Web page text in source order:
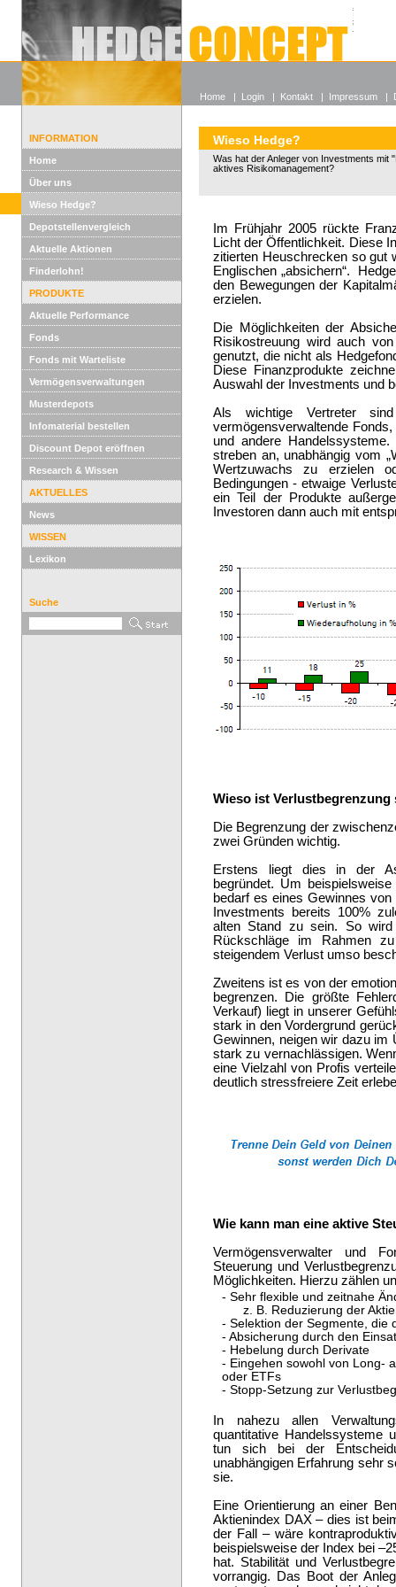
Alle
Wieso
INFORMATION
Home
Über uns
Wieso Hedge?
Depotstellenvergleich
Aktuelle Aktionen
Finderlohn!
PRODUKTE
Aktuelle Performance
Fonds
Fonds mit Warteliste
Vermögensverwaltungen
Musterdepots
Infomaterial bestellen
Discount Depot eröffnen
Research & Wissen
AKTUELLES
News
WISSEN
Lexikon
Suche
Wieso Hedge?
Was hat der Anleger von Investments mit
aktives Risikomanagement?
Im Frühjahr 2005 rückte
Licht der Öffentlichkeit. Diese
zitierten Heuschrecken so gut
Englischen „absichern“.
den Bewegungen der
erzielen.
Die Möglichkeiten der
Risikostreuung wird auch
genutzt, die nicht als
Diese Finanzprodukte
Auswahl der Investments und
Als wichtige Vertreter
vermögensverwaltende
und andere
streben an, unabhängig vom
Wertzuwachs zu erzielen
Bedingungen - etwaige
ein Teil der Produkte
Investoren dann auch mit
Wieso ist
Die Begrenzung der
zwei Gründen wichtig.
Erstens liegt dies in der
begründet. Um
bedarf es eines Gewinnes
Investments bereits 100%
alten Stand zu sein. So
Rückschläge im Rahmen
steigendem Verlust umso
Zweitens ist es von der
begrenzen. Die größte
Verkauf) liegt in unserer
stark in den Vordergrund
Gewinnen, neigen wir dazu im
stark zu vernachlässigen.
eine Vielzahl von Profis
deutlich stressfreiere Zeit
Wie kann man eine aktive
Vermögensverwalter und
Steuerung und
Möglichkeiten. Hierzu zählen
- Sehr flexible und zeitnahe
z. B. Reduzierung der
- Selektion der Segmente, die
- Absicherung durch den
- Hebelung durch Derivate
- Eingehen sowohl von Long-
oder ETFs
- Stopp-Setzung zur
In nahezu allen
quantitative Handelssysteme
tun sich bei der
unabhängigen Erfahrung sehr
sie.
Eine Orientierung an einer
Aktienindex DAX – dies ist
der Fall – wäre
beispielsweise der Index bei
hat. Stabilität und
vorrangig. Das Boot der
Home | Login | Kontakt | Impressum |